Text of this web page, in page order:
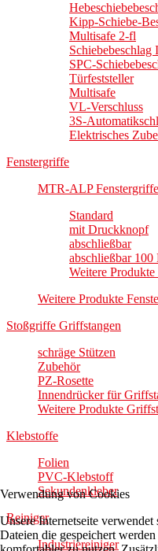
Kipp-Schiebe-
Multisafe 2-fl
Schiebebeschlag
SPC-
Türfeststeller
Multisafe
VL-Verschluss
3S-
Elektrisches
Fenstergriffe
MTR-ALP Fenstergriffe
Standard
mit Druckknopf
abschließbar
abschließbar 100
Weitere
Weitere Produkte
Stoßgriffe Griffstangen
schräge Stützen
Zubehör
PZ-Rosette
Innendrücker für
Weitere Produkte
Klebstoffe
Folien
PVC-Klebstoff
Sekundenkleber
Reiniger
Industriereiniger
Verwendung von Cookies
Unsere Internetseite
Dateien die gespeichert